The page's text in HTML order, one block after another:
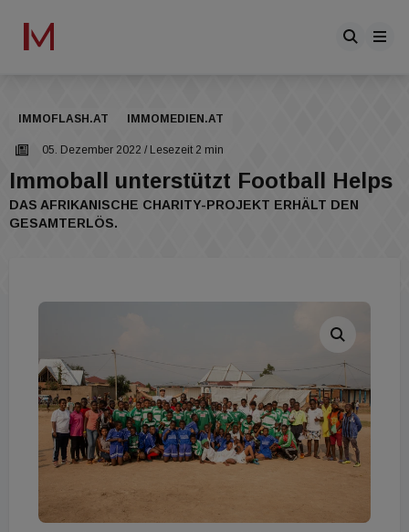
IMMOFLASH.AT IMMOMEDIEN.AT
05. Dezember 2022 / Lesezeit 2 min
Immoball unterstützt Football Helps
DAS AFRIKANISCHE CHARITY-PROJEKT ERHÄLT DEN
GESAMTERLÖS.